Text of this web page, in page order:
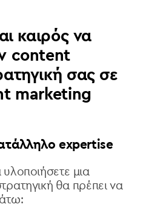
καιρός να
content
σας σε
marketing
expertise
μια
θα πρέπει να